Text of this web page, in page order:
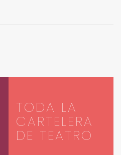
TODA LA
CARTELERA
DE TEATRO